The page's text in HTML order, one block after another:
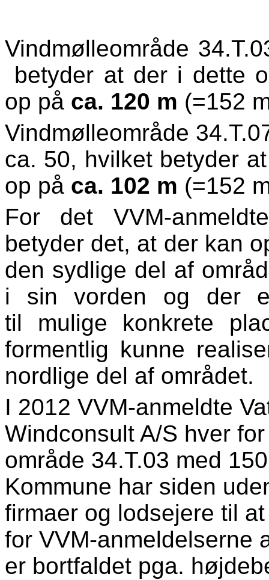
Vindmølleområde
betyder at der i dette
op på ca. 120 m (=152
Vindmølleområde
ca. 50, hvilket betyder
op på ca. 102 m (=152
For det VVM-
betyder det, at der kan
den sydlige del af
i sin vorden og der
til mulige konkrete
formentlig kunne
nordlige del af området.
I 2012 VVM-anmeldte
Windconsult A/S hver
område 34.T.03 med
Kommune har siden
firmaer og lodsejere til
for VVM-anmeldelserne
er bortfaldet pga.